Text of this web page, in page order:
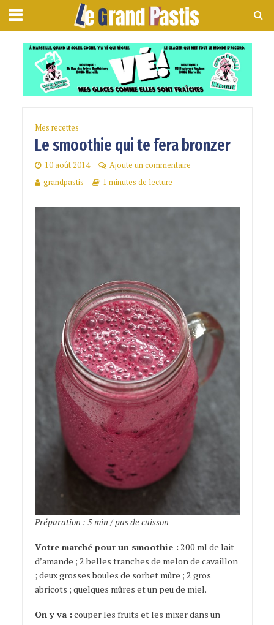
Mes recettes
Le smoothie qui te fera bronzer
10 août 2014
Ajoute un commentaire
grandpastis
1 minutes de lecture
Préparation : 5 min / pas de cuisson
Votre marché pour un smoothie : 200 ml de lait
d’amande ; 2 belles tranches de melon de cavaillon
; deux grosses boules de sorbet mûre ; 2 gros
abricots ; quelques mûres et un peu de miel.
On y va : couper les fruits et les mixer dans un